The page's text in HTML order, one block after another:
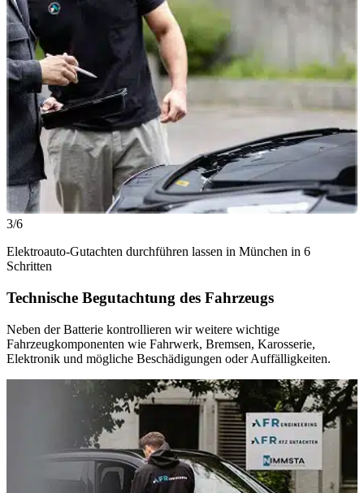
3/6
Elektroauto-Gutachten durchführen lassen in München in 6
Schritten
Technische Begutachtung des Fahrzeugs
Neben der Batterie kontrollieren wir weitere wichtige
Fahrzeugkomponenten wie Fahrwerk, Bremsen, Karosserie,
Elektronik und mögliche Beschädigungen oder Auffälligkeiten.